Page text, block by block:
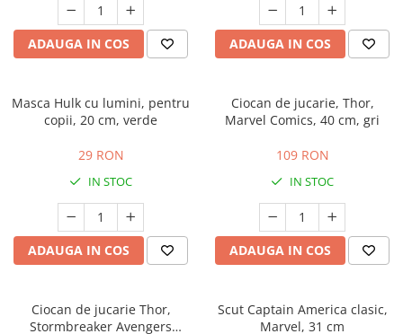
ADAUGA IN COS ADAUGA IN COS
Masca Hulk cu lumini, pentru
copii, 20 cm, verde
29 RON
IN STOC
ADAUGA IN COS
Ciocan de jucarie, Thor,
Marvel Comics, 40 cm, gri
109 RON
IN STOC
ADAUGA IN COS
Ciocan de jucarie Thor,
Stormbreaker Avengers
Scut Captain America clasic,
Marvel, 31 cm